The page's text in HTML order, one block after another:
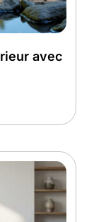
avec